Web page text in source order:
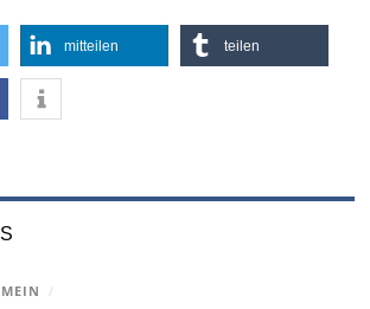
mitteilen teilen
/